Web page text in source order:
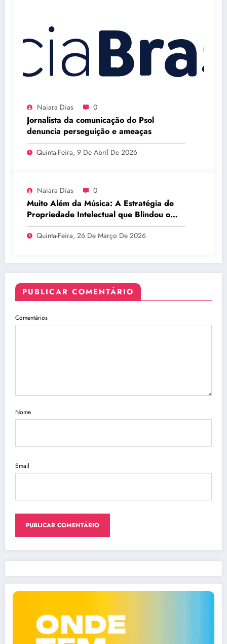
Naiara Dias 0
Jornalista da comunicação do Psol
denuncia perseguição e ameaças
Quinta-Feira, 9 De Abril De 2026
Naiara Dias 0
Muito Além da Música: A Estratégia de
Propriedade Intelectual que Blindou o
Legado do BTS
Quinta-Feira, 26 De Março De 2026
PUBLICAR COMENTÁRIO
Comentários
Nome
Email